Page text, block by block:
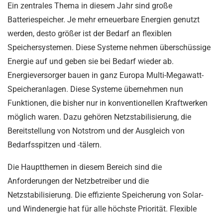
Ein zentrales Thema in diesem Jahr sind große
Batteriespeicher. Je mehr erneuerbare Energien genutzt
werden, desto größer ist der Bedarf an flexiblen
Speichersystemen. Diese Systeme nehmen überschüssige
Energie auf und geben sie bei Bedarf wieder ab.
Energieversorger bauen in ganz Europa Multi-Megawatt-
Speicheranlagen. Diese Systeme übernehmen nun
Funktionen, die bisher nur in konventionellen Kraftwerken
möglich waren. Dazu gehören Netzstabilisierung, die
Bereitstellung von Notstrom und der Ausgleich von
Bedarfsspitzen und -tälern.
Die Hauptthemen in diesem Bereich sind die
Anforderungen der Netzbetreiber und die
Netzstabilisierung. Die effiziente Speicherung von Solar-
und Windenergie hat für alle höchste Priorität. Flexible